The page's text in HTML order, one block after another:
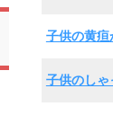
子供の黄疸
子供のしゃ